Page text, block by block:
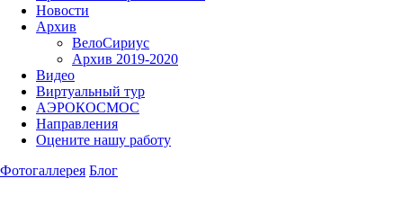
Новости
Архив
ВелоСириус
Архив 2019-2020
Видео
Виртуальный тур
АЭРОКОСМОС
Направления
Оцените нашу работу
Фотогаллерея Блог